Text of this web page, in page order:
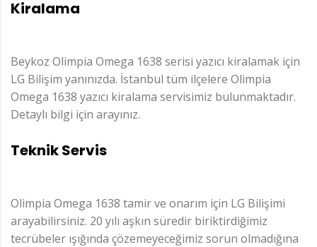
Kiralama
Beykoz Olimpia Omega 1638 serisi yazıcı kiralamak için
LG Bilişim yanınızda. İstanbul tüm ilçelere Olimpia
Omega 1638 yazıcı kiralama servisimiz bulunmaktadır.
Detaylı bilgi için arayınız.
Teknik Servis
Olimpia Omega 1638 tamir ve onarım için LG Bilişimi
arayabilirsiniz. 20 yılı aşkın süredir biriktirdiğimiz
tecrübeler ışığında çözemeyeceğimiz sorun olmadığına